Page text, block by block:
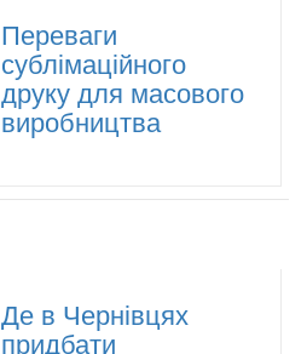
Переваги
сублімаційного
друку для масового
виробництва
Де в Чернівцях
придбати